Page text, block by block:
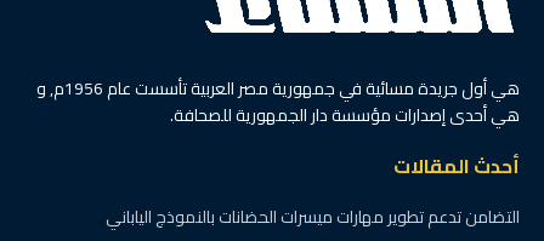
هي أول جريدة مسائية في جمهورية مصر العربية تأسست عام 1956م, و
هي أحدى إصدارات مؤسسة دار الجمهورية للصحافة.
أحدث المقالات
التضامن تدعم تطوير مهارات ميسرات الحضانات بالنموذج الياباني